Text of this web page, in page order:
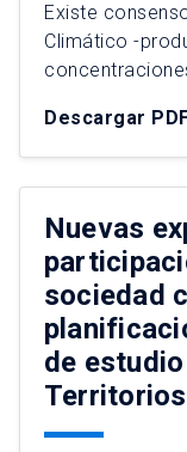
Existe
Climático -
afectará de
hidrológico. En
Santiago
de fenómenos
Descargar
Nuevas
sociedad
de